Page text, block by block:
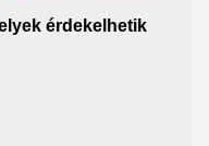
érdekelhetik